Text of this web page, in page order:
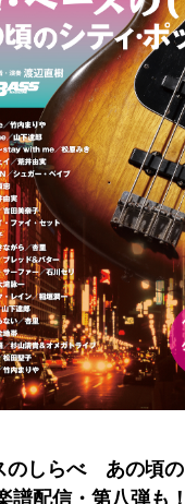
のしらべ あの頃
譜配信・第八弾も！